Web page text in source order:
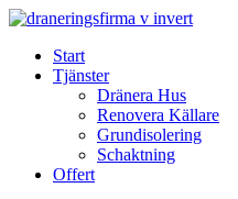
Skip
contentStart
Tjänster
Dränera Hus
Renovera Källare
Grundisolering
Schaktning
Offert